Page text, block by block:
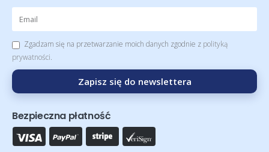
Zgadzam się na przetwarzanie moich danych zgodnie z polityką
prywatności.
Zapisz się do newslettera
Bezpieczna płatność